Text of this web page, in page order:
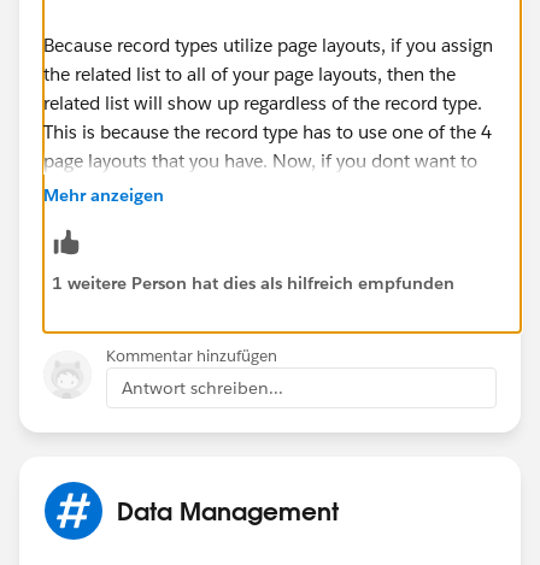
Because record types utilize page layouts, if you assign
the related list to all of your page layouts, then the
related list will show up regardless of the record type.
This is because the record type has to use one of the 4
page layouts that you have. Now, if you dont want to
add the related list to all of your layouts, then you need
the record type has the related list on the layout.
Mehr anzeigen
1 weitere Person hat dies als hilfreich empfunden
Kommentar hinzufügen
Antwort schreiben...
Data Management